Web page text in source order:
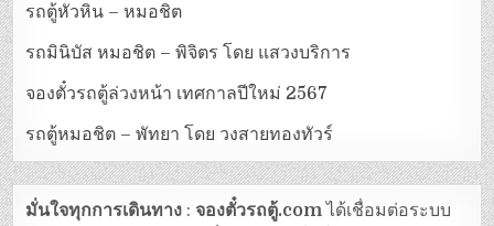
รถตู้หัวหิน – หมอชิต
รถมินิบัส หมอชิต – พิจิตร โดย แสวงบริการ
จองตั๋วรถตู้ล่วงหน้า เทศกาลปีใหม่ 2567
รถตู้หมอชิต – พัทยา โดย วงสายทองทัวร์
มั่นใจทุกการเดินทาง :จองตั๋วรถตู้.comได้เชื่อมต่อระบบ